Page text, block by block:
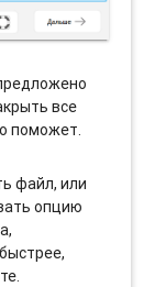
все
поможет.
файл, или
опцию